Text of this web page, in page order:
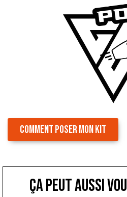
COMMENT POSER MON KIT
ça peut aussi